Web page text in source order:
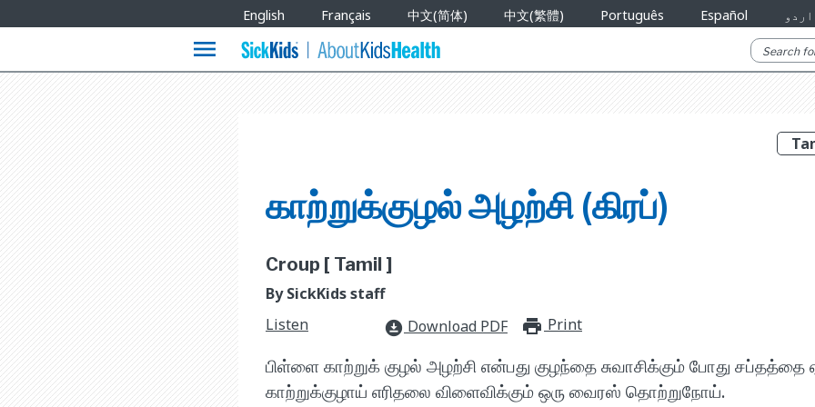
Languages
English Français 中文(简体) 中文(繁體) Português Español اردو
menu
காற்றுக்குழல் அழற்சி (கிரப்)
Croup [ Tamil ]
By SickKids staff
Listen
download_for_offline Download PDF print_for_offline
Print
பிள்ளை காற்றுக் குழல் அழற்சி என்பது குழந்தை சுவாசிக்கும் போது சப்தத்தை
காற்றுக்குழாய் எரிதலை விளைவிக்கும் ஒரு வைரஸ் தொற்றுநோய்.